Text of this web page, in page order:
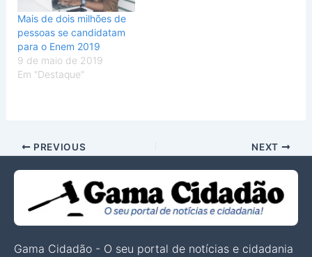
Mais de dois milhões de
pessoas se candidatam
para o Enem 2019
9 de maio de 2019
Em "Destaque"
PREVIOUS NEXT
Gama Cidadão - O seu portal de notícias e cidadania